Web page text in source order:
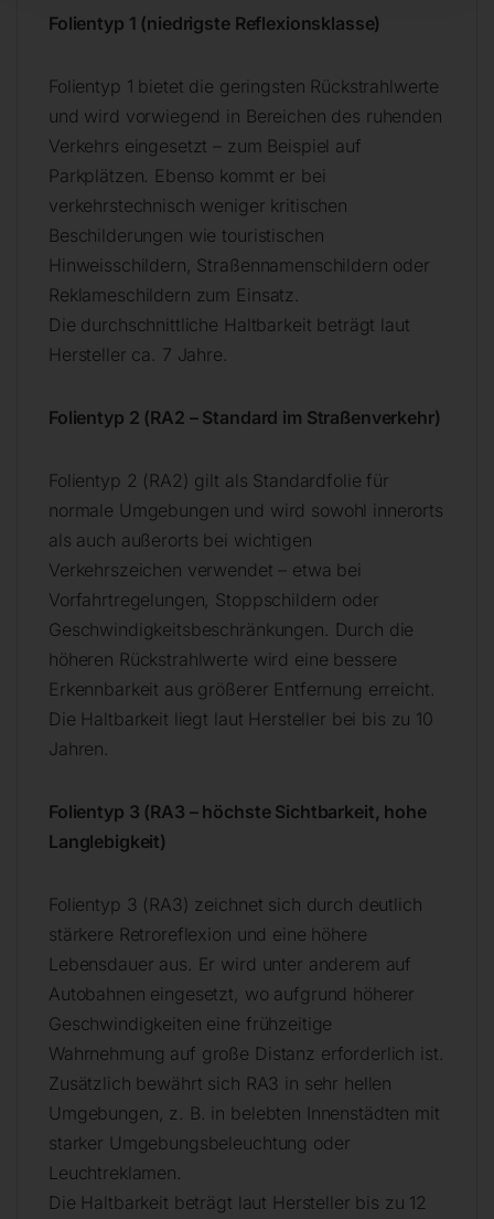
Folientyp 1 (niedrigste Reflexionsklasse)
Folientyp 1 bietet die geringsten Rückstrahlwerte
und wird vorwiegend in Bereichen des ruhenden
Verkehrs eingesetzt – zum Beispiel auf
Parkplätzen. Ebenso kommt er bei
verkehrstechnisch weniger kritischen
Beschilderungen wie touristischen
Hinweisschildern, Straßennamenschildern oder
Reklameschildern zum Einsatz.
Die durchschnittliche Haltbarkeit beträgt laut
Hersteller ca. 7 Jahre.
Folientyp 2 (RA2 – Standard im Straßenverkehr)
Folientyp 2 (RA2) gilt als Standardfolie für
normale Umgebungen und wird sowohl innerorts
als auch außerorts bei wichtigen
Verkehrszeichen verwendet – etwa bei
Vorfahrtregelungen, Stoppschildern oder
Geschwindigkeitsbeschränkungen. Durch die
höheren Rückstrahlwerte wird eine bessere
Erkennbarkeit aus größerer Entfernung erreicht.
Die Haltbarkeit liegt laut Hersteller bei bis zu 10
Jahren.
Folientyp 3 (RA3 – höchste Sichtbarkeit, hohe
Langlebigkeit)
Folientyp 3 (RA3) zeichnet sich durch deutlich
stärkere Retroreflexion und eine höhere
Lebensdauer aus. Er wird unter anderem auf
Autobahnen eingesetzt, wo aufgrund höherer
Geschwindigkeiten eine frühzeitige
Wahrnehmung auf große Distanz erforderlich ist.
Zusätzlich bewährt sich RA3 in sehr hellen
Umgebungen, z. B. in belebten Innenstädten mit
starker Umgebungsbeleuchtung oder
Leuchtreklamen.
Die Haltbarkeit beträgt laut Hersteller bis zu 12